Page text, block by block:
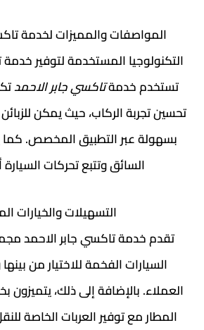
المواصفات والمميزات لخدمة
التكنولوجيا المستخدمة لتوفير
تستخدم خدمةتاكسي جابر الاحمد
تحسين تجربة الركاب، حيث يمكن
بسهولة عبر التطبيق المخصص.
السائق وتتبع تحركات السيارة
التسهيلات والخيارات
تقدم خدمة تاكسي جابر الاحمد
السيارات الفخمة للاختيار من
العملاء. بالإضافة إلى ذلك، يتميزون
المطار مع توفير العربات الخاصة